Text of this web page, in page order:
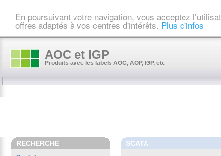
En poursuivant votre navigation, vous acceptez
offres adaptés à vos centres d'intérêts. Plus d'infos
AOC et IGP
Produits avec les labels AOC, AOP, IGP, etc
RECHERCHE SCATA